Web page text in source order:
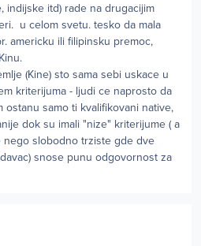
indijske itd) rade na drugacijim
u celom svetu. tesko da mala
americku ili filipinsku premoc,
(Kine) sto sama sebi uskace u
kriterijuma - ljudi ce naprosto da
samo ti kvalifikovani native,
dok su imali "nize" kriterijume ( a
slobodno trziste gde dve
snose punu odgovornost za